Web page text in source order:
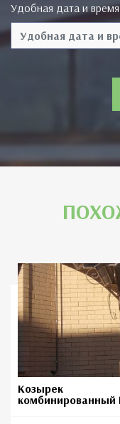
Удобная дата и время
Козырек